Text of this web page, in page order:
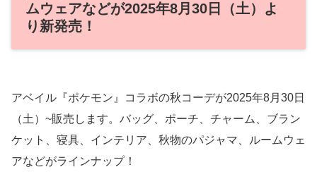
ムウェアなどが2025年8月30日（土）よ
り新発売！
アベイル『ポケモン』コラボの秋コーデが2025年8月30日
（土）~販売します。バッグ、ポーチ、チャーム、ブラン
ケット、寝具、インテリア、秋物のパジャマ、ルームウェ
アなどがラインナップ！